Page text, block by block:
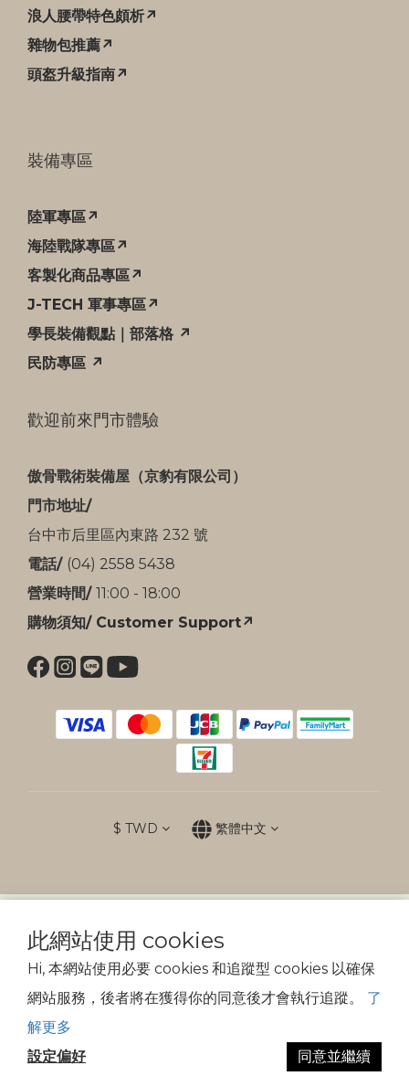
此網站使用 cookies
Hi, 本網站使用必要 cookies 和追蹤型 cookies 以確保
網站服務，後者將在獲得你的同意後才會執行追蹤。 了
解更多
設定偏好
同意並繼續
浪人腰帶特色頗析↗
雜物包推薦↗
頭盔升級指南↗
裝備專區
陸軍專區↗
海陸戰隊專區↗
客製化商品專區↗
J-TECH 軍事專區↗
學長裝備觀點｜部落格 ↗
民防專區 ↗
歡迎前來門市體驗
傲骨戰術裝備屋（京豹有限公司）
門市地址/
台中市后里區內東路 232 號
電話/ (04) 2558 5438
營業時間/ 11:00 - 18:00
購物須知/ Customer Support↗
$ TWD 繁體中文
傲骨裝備不會以電話、簡訊通知變更付款方式
© 2026 SPEEDY TACTICAL CO. All Rights Reserved.